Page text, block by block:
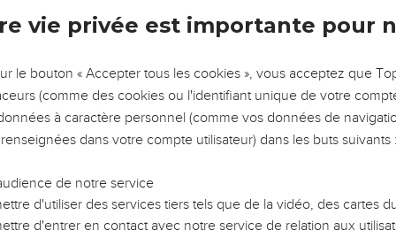
se tient debout dans la Cour divine, la Cour de justice. Entouré
vous faussement En favorisant la partie coupable ?
à l’orphelin, Acquittez le pauvre et le malheureux,
délivrez les opprimés Et, de la main des méchants, venez
Et ils ne comprennent rien ; ils marchent dans les
dieux, Oui, vous tous vous êtes des fils du Très-Haut !”
comme tous les hommes, Et vous tomberez tous ensemble, ô
vie privée est importante pour
le bouton « Accepter tous les cookies », vous acceptez que
(comme des cookies ou l'identifiant unique de votre
à caractère personnel (comme vos données de
dans votre compte utilisateur) dans les buts suivants :
de notre service
d'utiliser des services tiers tels que de la vidéo, des cartes
d'entrer en contact avec notre service de relation aux